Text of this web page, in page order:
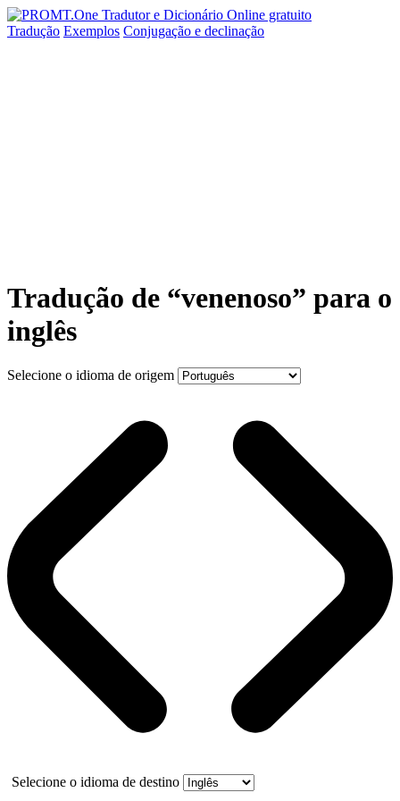
Tradução Exemplos Conjugação e declinação
Tradução de “venenoso” para o
inglês
Selecione o idioma de origem
Selecione o idioma de destino